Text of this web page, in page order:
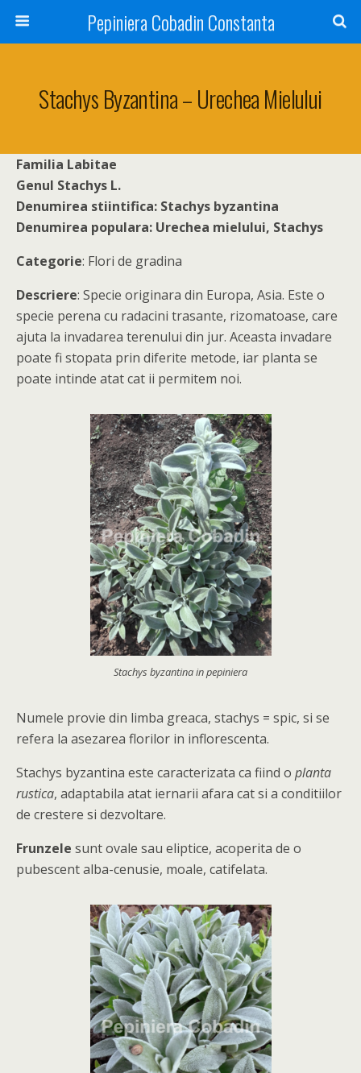
Pepiniera Cobadin Constanta
Stachys Byzantina – Urechea Mielului
Familia Labitae
Genul Stachys L.
Denumirea stiintifica: Stachys byzantina
Denumirea populara: Urechea mielului, Stachys
Categorie: Flori de gradina
Descriere: Specie originara din Europa, Asia. Este o
specie perena cu radacini trasante, rizomatoase, care
ajuta la invadarea terenului din jur. Aceasta invadare
poate fi stopata prin diferite metode, iar planta se
poate intinde atat cat ii permitem noi.
Stachys byzantina in pepiniera
Numele provie din limba greaca, stachys = spic, si se
refera la asezarea florilor in inflorescenta.
Stachys byzantina este caracterizata ca fiind o planta
rustica, adaptabila atat iernarii afara cat si a conditiilor
de crestere si dezvoltare.
Frunzele sunt ovale sau eliptice, acoperita de o
pubescent alba-cenusie, moale, catifelata.